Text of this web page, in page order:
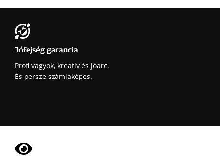

Jófejség garancia
Profi vagyok, kreatív és jóarc.
És persze számlaképes.
